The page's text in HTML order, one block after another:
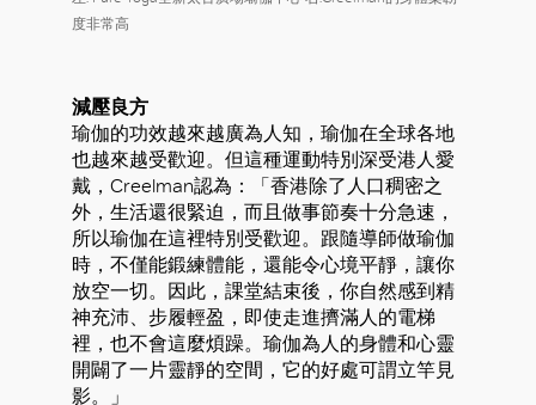
度非常高
減壓良方
瑜伽的功效越來越廣為人知，瑜伽在全球各地
也越來越受歡迎。但這種運動特別深受港人愛
戴，Creelman認為：「香港除了人口稠密之
外，生活還很緊迫，而且做事節奏十分急速，
所以瑜伽在這裡特別受歡迎。跟隨導師做瑜伽
時，不僅能鍛練體能，還能令心境平靜，讓你
放空一切。因此，課堂結束後，你自然感到精
神充沛、步履輕盈，即使走進擠滿人的電梯
裡，也不會這麼煩躁。瑜伽為人的身體和心靈
開闢了一片靈靜的空間，它的好處可謂立竿見
影。」